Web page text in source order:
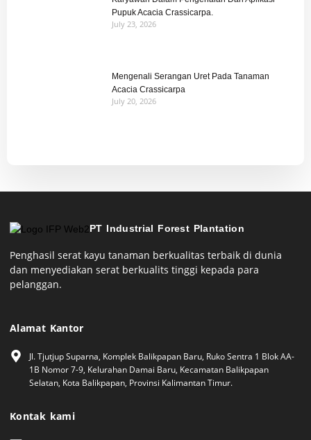
Pupuk Acacia Crassicarpa.
July 23, 2026
Mengenali Serangan Uret Pada Tanaman
Acacia Crassicarpa
July 20, 2026
PT Industrial Forest Plantation
Penghasil serat kayu tanaman berkualitas terbaik di dunia
dan menyediakan serat berkualits tinggi kepada para
pelanggan.
Alamat Kantor
Jl. Tjutjup Suparna, Komplek Balikpapan Baru, Ruko Sentra 1 Blok AA-
1B Nomor 7-9, Kelurahan Damai Baru, Kecamatan Balikpapan
Selatan, Kota Balikpapan, Provinsi Kalimantan Timur.
Kontak kami